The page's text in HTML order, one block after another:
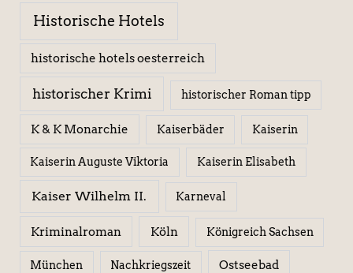
Historische Hotels
historische hotels oesterreich
historischer Krimi historischer Roman tipp
K & K Monarchie Kaiserbäder Kaiserin
Kaiserin Auguste Viktoria Kaiserin Elisabeth
Kaiser Wilhelm II. Karneval
Kriminalroman Köln Königreich Sachsen
München Nachkriegszeit Ostseebad